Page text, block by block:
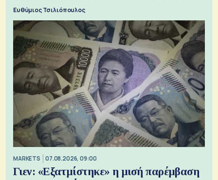
Ευθύμιος Τσιλιόπουλος
MARKETS 07.08.2026, 09:00
Γιεν: «Εξατμίστηκε» η μισή παρέμβαση